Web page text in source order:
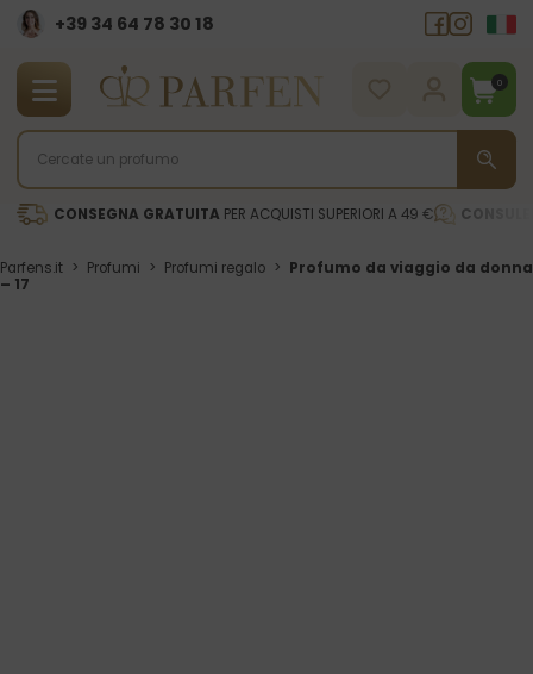
+39 34 64 78 30 18
0
CONSEGNA GRATUITA PER ACQUISTI SUPERIORI A 49 €
Parfens.it > Profumi > Profumi regalo > Profumo da viaggio da donna
– 17